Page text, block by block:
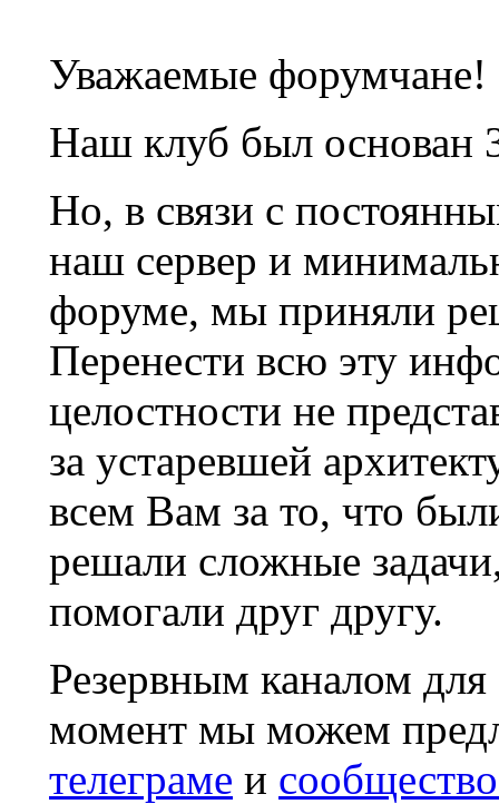
Уважаемые форумчане!
Наш клуб был основан
Но, в связи с
наш сервер и
форуме, мы приняли
Перенести всю эту
целостности не
за устаревшей
всем Вам за то, что
решали сложные
помогали друг другу.
Резервным каналом
момент мы можем
телеграме и